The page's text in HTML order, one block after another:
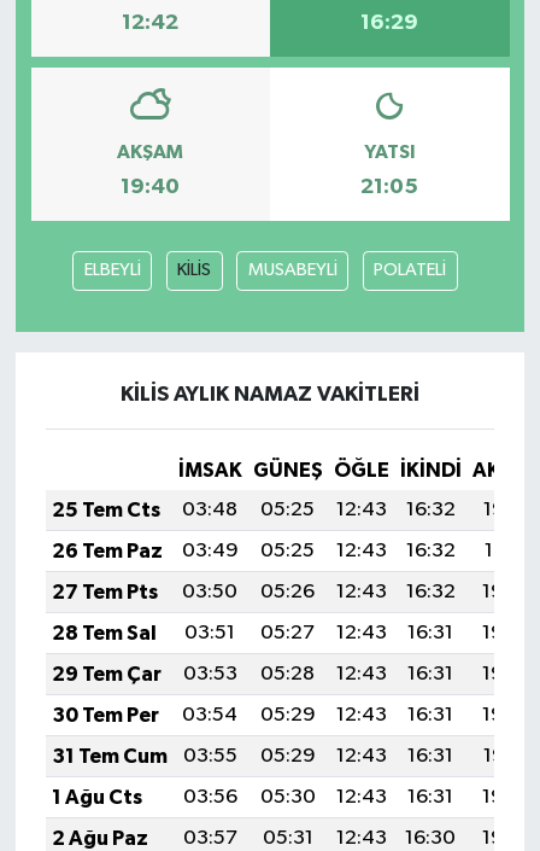
12:42 16:29
AKŞAM
19:40
YATSI
21:05
ELBEYLİ KİLİS MUSABEYLİ POLATELİ
KİLİS AYLIK NAMAZ VAKITLERI
İMSAK GÜNEŞ ÖĞLE İKINDI
25 Tem Cts
03:48 05:25 12:43 16:32
19:52
26 Tem Paz
03:49 05:25 12:43 16:32
19:51
27 Tem Pts
03:50 05:26 12:43 16:32
19:50
28 Tem Sal
03:51 05:27 12:43 16:31
19:49
29 Tem Çar
03:53 05:28 12:43 16:31
19:48
30 Tem Per
03:54 05:29 12:43 16:31
19:48
31 Tem Cum
03:55 05:29 12:43 16:31
19:47
1 Ağu Cts
03:56 05:30 12:43 16:31
19:46
2 Ağu Paz
03:57 05:31 12:43 16:30
19:45